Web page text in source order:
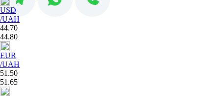
USD
/UAH
44.70
44.80
EUR
/UAH
51.50
51.65